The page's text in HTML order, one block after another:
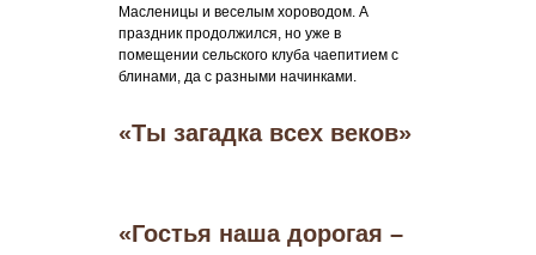
Масленицы и веселым хороводом. А
праздник продолжился, но уже в
помещении сельского клуба чаепитием с
блинами, да с разными начинками.
«Ты загадка всех веков»
«Гостья наша дорогая –